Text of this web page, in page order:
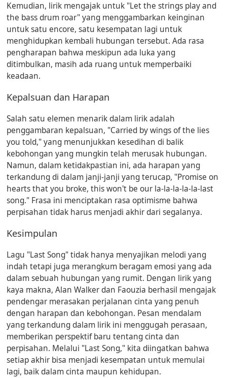
Kemudian, lirik mengajak untuk "Let the strings play and
the bass drum roar" yang menggambarkan keinginan
untuk satu encore, satu kesempatan lagi untuk
menghidupkan kembali hubungan tersebut. Ada rasa
pengharapan bahwa meskipun ada luka yang
ditimbulkan, masih ada ruang untuk memperbaiki
keadaan.
Kepalsuan dan Harapan
Salah satu elemen menarik dalam lirik adalah
penggambaran kepalsuan, "Carried by wings of the lies
you told," yang menunjukkan kesedihan di balik
kebohongan yang mungkin telah merusak hubungan.
Namun, dalam ketidakpastian ini, ada harapan yang
terkandung di dalam janji-janji yang terucap, "Promise on
hearts that you broke, this won't be our la-la-la-la-la-last
song." Frasa ini menciptakan rasa optimisme bahwa
perpisahan tidak harus menjadi akhir dari segalanya.
Kesimpulan
Lagu "Last Song" tidak hanya menyajikan melodi yang
indah tetapi juga merangkum beragam emosi yang ada
dalam sebuah hubungan yang rumit. Dengan lirik yang
kaya makna, Alan Walker dan Faouzia berhasil mengajak
pendengar merasakan perjalanan cinta yang penuh
dengan harapan dan kebohongan. Pesan mendalam
yang terkandung dalam lirik ini menggugah perasaan,
memberikan perspektif baru tentang cinta dan
perpisahan. Melalui "Last Song," kita diingatkan bahwa
setiap akhir bisa menjadi kesempatan untuk memulai
lagi, baik dalam cinta maupun kehidupan.